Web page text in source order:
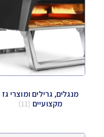
מנגלים, גרילים ומוצרי גז
מקצועיים (11)